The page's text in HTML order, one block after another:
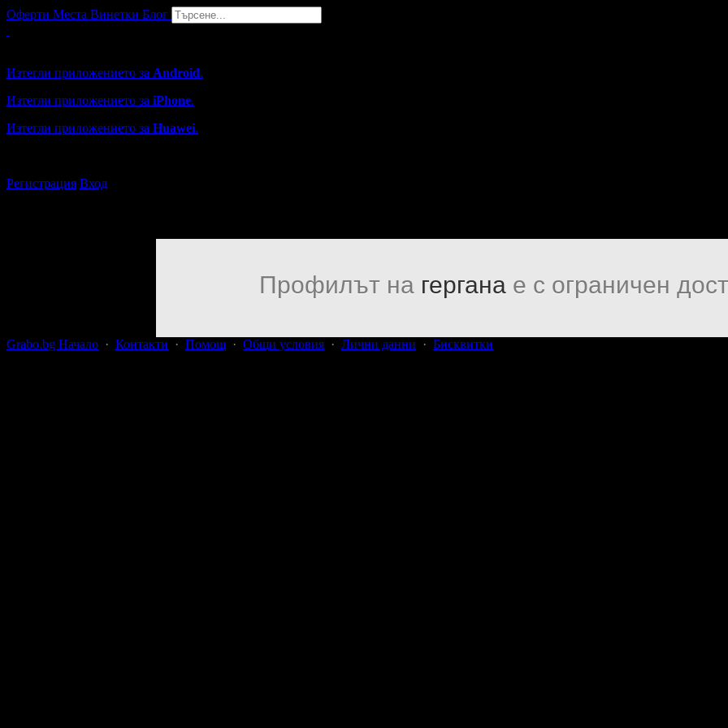
Оферти Места Винетки Блог
Изтегли приложението за Android.
Изтегли приложението за iPhone.
Изтегли приложението за Huawei.
Регистрация Вход
Профилът на гергана е с ограничен
Grabo.bg Начало · Контакти · Помощ · Общи условия · Лични данни · Бисквитки